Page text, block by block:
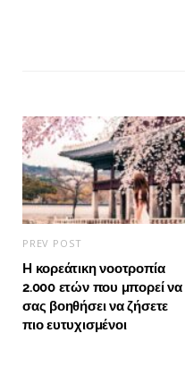
PREV POST
H κορεάτικη νοοτροπία
2.000 ετών που μπορεί να
σας βοηθήσει να ζήσετε
πιο ευτυχισμένοι